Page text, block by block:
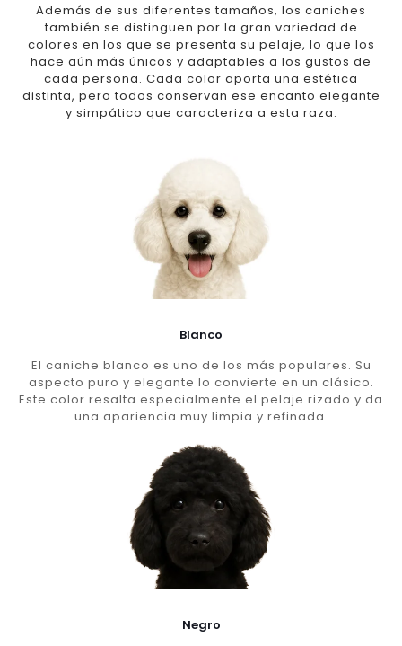
Además de sus diferentes tamaños, los caniches
también se distinguen por la gran variedad de
colores en los que se presenta su pelaje, lo que los
hace aún más únicos y adaptables a los gustos de
cada persona. Cada color aporta una estética
distinta, pero todos conservan ese encanto elegante
y simpático que caracteriza a esta raza.
Blanco
El caniche blanco es uno de los más populares. Su
aspecto puro y elegante lo convierte en un clásico.
Este color resalta especialmente el pelaje rizado y da
una apariencia muy limpia y refinada.
Negro